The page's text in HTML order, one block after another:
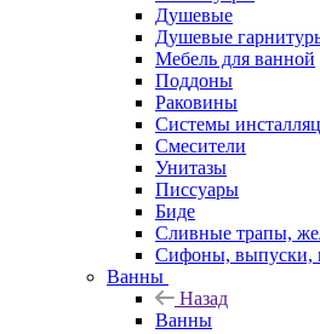
Душевые
Душевые
Мебель для ванной
Поддоны
Раковины
Системы
Смесители
Унитазы
Писсуары
Биде
Сливные трапы,
Сифоны, выпуски,
Ванны
Назад
Ванны